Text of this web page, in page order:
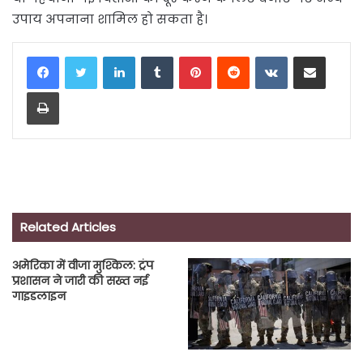
उपाय अपनाना शामिल हो सकता है।
LinkedInTumblrPinterestReddit VKontakteShare via Email
Print
Related Articles
अमेरिका में वीजा मुश्किल: ट्रंप
प्रशासन ने जारी की सख्त नई
गाइडलाइन